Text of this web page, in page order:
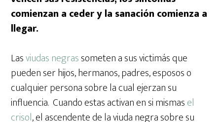
comienzan a ceder y la sanación comienza a
llegar.
Lasviudas negrassometen a sus victimás que
pueden ser hijos, hermanos, padres, esposos o
cualquier persona sobre la cual ejerzan su
influencia. Cuando estas activan en si mismasel
crisol, el ascendente de la viuda negra sobre su